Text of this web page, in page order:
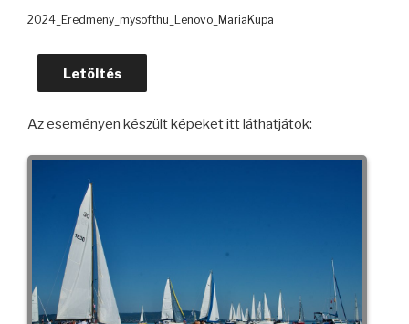
2024_Eredmeny_mysofthu_Lenovo_MariaKupa
Letöltés
Az eseményen készült képeket itt láthatjátok: